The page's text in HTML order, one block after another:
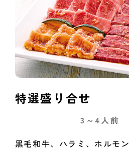
特選盛り合せ
3～4人前
黒毛和牛、ハラミ、ホルモン